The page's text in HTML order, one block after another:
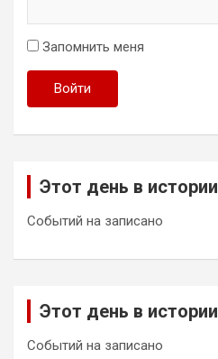
Запомнить меня
Войти
Этот день в истории
Событий на записано
Этот день в истории
Событий на записано